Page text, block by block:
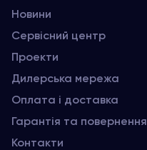
Новини
Сервісний центр
Проекти
Дилерська мережа
Оплата і доставка
Гарантія та повернення
Контакти